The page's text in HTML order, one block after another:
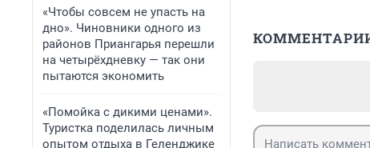
«Чтобы совсем не упасть на
дно». Чиновники одного из
районов Приангарья перешли
на четырёхдневку — так они
пытаются экономить
«Помойка с дикими ценами».
Туристка поделилась личным
опытом отдыха в Геленджике